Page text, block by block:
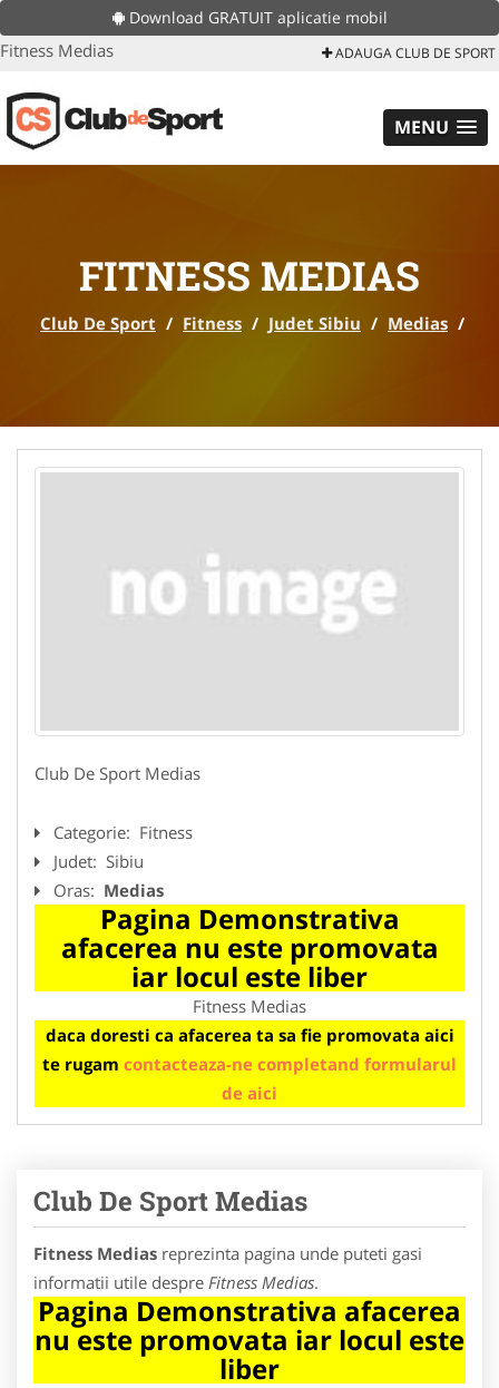
Download GRATUIT aplicatie mobil
Fitness Medias ADAUGA CLUB DE SPORT
MENU
FITNESS MEDIAS
Club De Sport / Fitness / Judet Sibiu / Medias /
Club De Sport Medias
Categorie: Fitness
Judet: Sibiu
Oras: Medias
Pagina Demonstrativa
afacerea nu este promovata
iar locul este liber
Fitness Medias
daca doresti ca afacerea ta sa fie promovata aici
te rugam contacteaza-ne completand formularul
de aici
Club De Sport Medias
Fitness Medias reprezinta pagina unde puteti gasi
informatii utile despre Fitness Medias.
Pagina Demonstrativa afacerea
nu este promovata iar locul este
liber